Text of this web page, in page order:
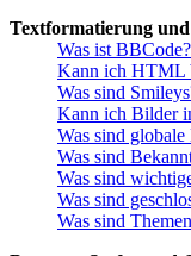
Textformatierung
Was ist BBCode?
Kann ich HTML
Was sind
Kann ich Bilder
Was sind
Was sind
Was sind
Was sind
Was sind